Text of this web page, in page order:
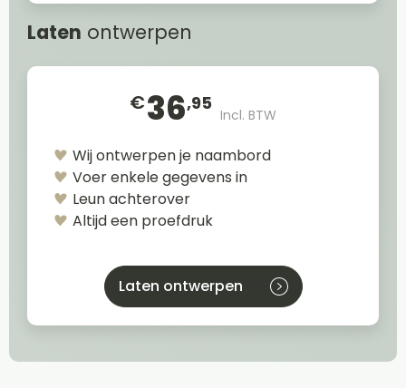
Laten ontwerpen
€36,95
Incl. BTW
Wij ontwerpen je naambord
Voer enkele gegevens in
Leun achterover
Altijd een proefdruk
Laten ontwerpen